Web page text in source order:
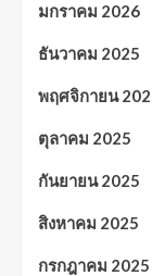
มกราคม 2026
ธันวาคม 2025
พฤศจิกายน
ตุลาคม 2025
กันยายน 2025
สิงหาคม 2025
กรกฎาคม 2025